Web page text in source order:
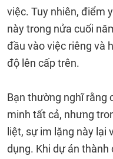
việc. Tuy nhiên, điểm
này trong nửa cuối
đầu vào việc riêng và
độ lên cấp trên.
Bạn thường nghĩ rằng
minh tất cả, nhưng
liệt, sự im lặng này lại
dụng. Khi dự án